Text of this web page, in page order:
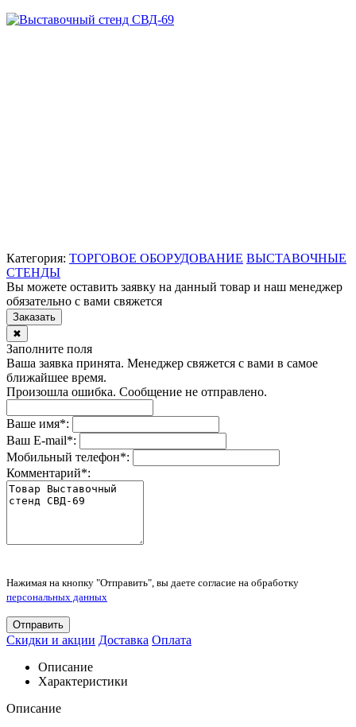
Категория: ТОРГОВОЕ ОБОРУДОВАНИЕ ВЫСТАВОЧНЫЕ
СТЕНДЫ
Вы можете оставить заявку на данный товар и наш менеджер
обязательно с вами свяжется
Заказать
✖
Заполните поля
Ваша заявка принята. Менеджер свяжется с вами в самое
ближайшее время.
Произошла ошибка. Сообщение не отправлено.
Ваше имя*:
Ваш E-mail*:
Мобильный телефон*:
Комментарий*:
Нажимая на кнопку "Отправить", вы даете согласие на обработку
персональных данных
Отправить
Скидки и акции Доставка Оплата
Описание
Характеристики
Описание